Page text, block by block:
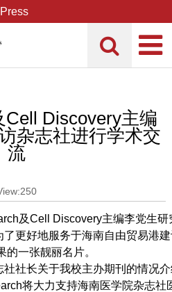
Discovery主编
杂志社进行学术交
流
250
及Cell Discovery主编李党生
好地服务于海南自由贸易港建
一张靓丽名片。
长关于我校主办期刊的情况介
将大力支持海南医学院杂志